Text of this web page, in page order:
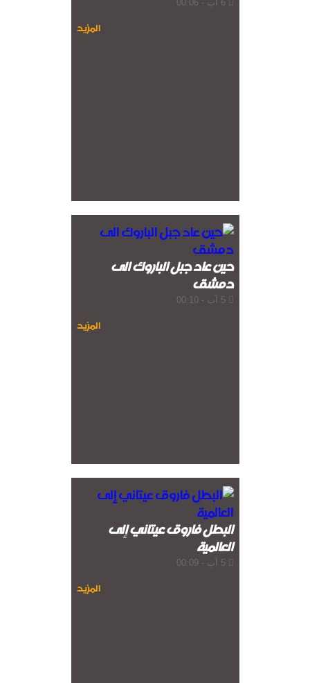
المزيد
حين عاد جبل الباروك الى
دمشق
المزيد
البطل فاروق عيتاني إلى
العالمية
المزيد